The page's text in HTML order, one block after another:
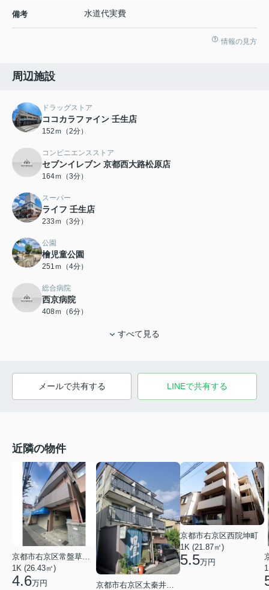
備考 水道代実費
情報の見方
周辺施設
ドラッグストア
ココカラファイン 壬生店
152ｍ（2分）
コンビニエンスストア
セブンイレブン 京都西大路松原店
164ｍ（3分）
スーパー
ライフ 壬生店
233ｍ（3分）
公園
檜児童公園
251ｍ（4分）
総合病院
西京病院
408ｍ（6分）
すべて見る
メールで共有する LINEで共有する
近隣の物件
京都市右京区常盤草木町
1K (26.43㎡)
4.6万円
京都市右京区西院坤町
1K (21.87㎡)
5.5万円